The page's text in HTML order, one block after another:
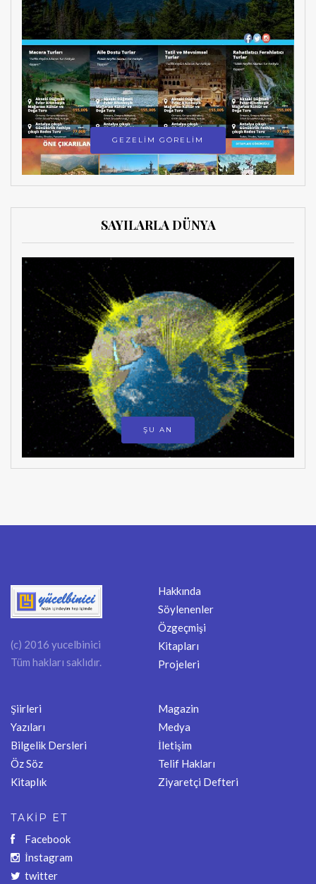
GEZELİM GÖRELİM
SAYILARLA DÜNYA
ŞU AN
(c) 2016 yucelbinici
Tüm hakları saklıdır.
Hakkında
Söylenenler
Özgeçmişi
Kitapları
Projeleri
Şiirleri
Yazıları
Bilgelik Dersleri
Öz Söz
Kitaplık
Magazin
Medya
İletişim
Telif Hakları
Ziyaretçi Defteri
TAKİP ET
Facebook
İnstagram
twitter